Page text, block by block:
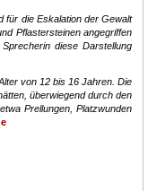
für die Eskalation der Gewalt
Pflastersteinen angegriffen
diese Darstellung
von 12 bis 16 Jahren. Die
überwiegend durch den
Prellungen, Platzwunden